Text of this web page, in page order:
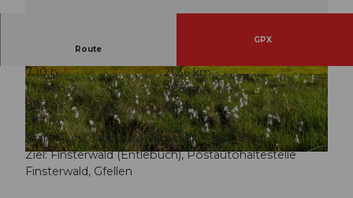
© Martin Mägli, UNESCO Biosphäre Entlebuch
© Beat Brechbühl, UNESCO Biosphäre Entlebu
ch
© Beat Brechbühl, UNESCO Biosphäre Entlebu
ch
Route
GPX
7:10 h
21,36 km
1.129 m
988 m
882 m
1.469 m
587 m
Start: Flühli, Postautohaltestelle Flühli, Post
Ziel: Finsterwald (Entlebuch), Postautohaltestelle
Finsterwald, Gfellen